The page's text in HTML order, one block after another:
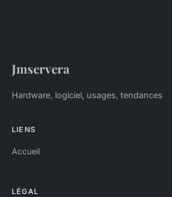
Jmservera
Hardware, logiciel, usages, tendances
LIENS
Accueil
LÉGAL